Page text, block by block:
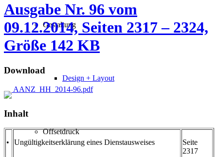
Gestaltung
Design + Layout
Offsetdruck
Ausgabe Nr. 96 vom
09.12.2014, Seiten 2317 – 2324,
Größe 142 KB
Download
AANZ_HH_2014-96.pdf
Inhalt
• Ungültigkeitserklärung eines Dienstausweises
Seite
2317